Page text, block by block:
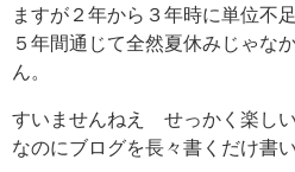
ますが２年から３年時に単位不
５年間通じて全然夏休みじゃな
ん。
すいませんねえ せっかく楽し
なのにブログを長々書くだけ